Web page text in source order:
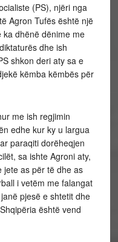
(PS), njëri nga
Agron Tufës është një
dhënë dënime me
dhe ish
shkon deri aty sa e
këmba këmbës për
me ish regjimin
edhe kur ky u largua
paraqiti dorëheqjen
sa ishte Agroni aty,
jete as për të dhe as
i vetëm me falangat
pjesë e shtetit dhe
është vend